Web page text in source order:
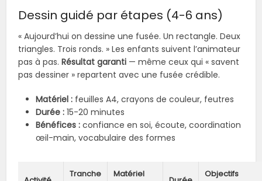
Dessin guidé par étapes (4-6 ans)
« Aujourd’hui on dessine une fusée. Un rectangle. Deux
triangles. Trois ronds. » Les enfants suivent l’animateur
pas à pas.Résultat garanti — même ceux qui « savent
pas dessiner » repartent avec une fusée crédible.
Matériel : feuilles A4, crayons de couleur, feutres
Durée : 15-20 minutes
Bénéfices : confiance en soi, écoute, coordination
œil-main, vocabulaire des formes
Tranche
Matériel
Objectifs